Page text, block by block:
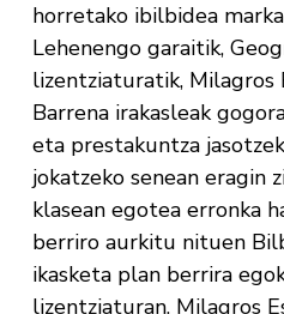
horretako ibilbidea
Lehenengo garaitik,
lizentziaturatik, Milagros
Barrena irakasleak
eta prestakuntza
jokatzeko senean eragin
klasean egotea erronka
berriro aurkitu nituen
ikasketa plan berrira
lizentziaturan. Milagros